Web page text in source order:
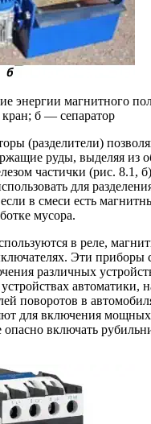
энергии магнитного
б — сепаратор
(разделители)
руды, выделяя из
частички (рис. 8.1,
для
в смеси есть
мусора.
в реле,
Эти приборы
различных
автоматики,
поворотов в
для включения мощных
опасно включать